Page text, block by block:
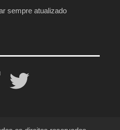
sempre atualizado
Twitter